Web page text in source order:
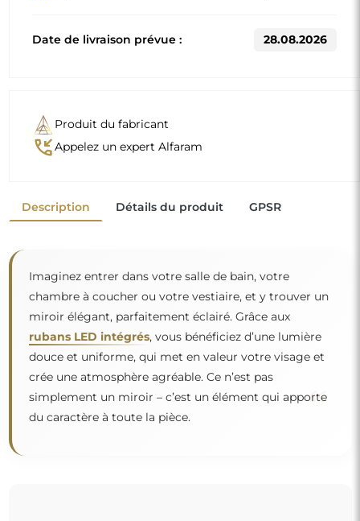
Date de livraison prévue : 28.08.2026
Produit du fabricant
phone_callbackAppelez un expert Alfaram
Description Détails du produit GPSR
Imaginez entrer dans votre salle de bain, votre
chambre à coucher ou votre vestiaire, et y trouver un
miroir élégant, parfaitement éclairé. Grâce aux
rubans LED intégrés, vous bénéficiez d’une lumière
douce et uniforme, qui met en valeur votre visage et
crée une atmosphère agréable. Ce n’est pas
simplement un miroir – c’est un élément qui apporte
du caractère à toute la pièce.
“